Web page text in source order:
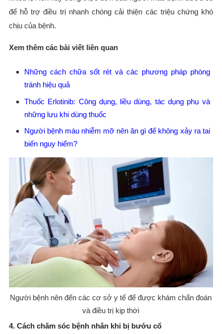
để hỗ trợ điều trị nhanh chóng cải thiện các triệu chứng khó
chịu của bệnh.
Xem thêm các bài viết liên quan
Những cách chữa sốt rét và các phương pháp phòng
tránh hiệu quả
Thuốc Erlotinib: Công dụng, liều dùng, tác dụng phụ và
những lưu khi dùng thuốc
Người bệnh máu nhiễm mỡ nên ăn gì để không xảy ra tai
biến nguy hiểm?
Người bệnh nên đến các cơ sở y tế để được khám chẩn đoán
và điều trị kịp thời
4. Cách chăm sóc bệnh nhân khi bị bướu cổ